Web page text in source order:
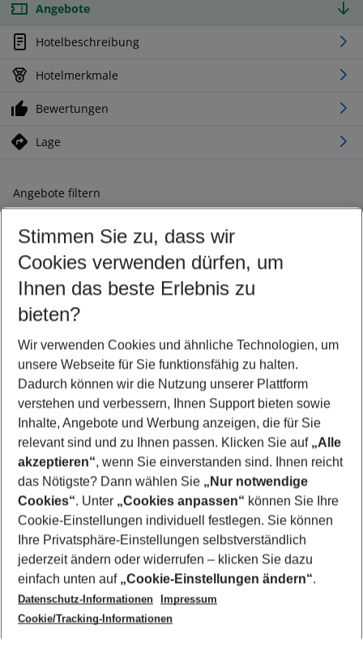
Angebote
Hotelbeschreibung
Hotelmerkmale
Bewertungen
Lage
Angebote filtern
Ändern Sie Ihre Kriterien nach Ihren Wünschen
Abflughafen wählen
Beliebiger Abflughafen
Reisezeitraum wählen
09.08.26– 07.08.27 5-8 Nächte
2 Erwachsene Keine Kinder
Mehr Filter anzeigen
Footer
Footer navigation
Über uns
AGB
Cookie-Einstellungen ändern
Cookie-Richtlinie
Datenschutz
Service & Hilfe
Barrierefreies Reisen
Check-in
Folgen Sie uns
Stimmen Sie zu, dass wir
Cookies verwenden dürfen, um
Ihnen das beste Erlebnis zu
bieten?
Wir verwenden Cookies und ähnliche Technologien, um
unsere Webseite für Sie funktionsfähig zu halten.
Dadurch können wir die Nutzung unserer Plattform
verstehen und verbessern, Ihnen Support bieten sowie
Inhalte, Angebote und Werbung anzeigen, die für Sie
relevant sind und zu Ihnen passen. Klicken Sie auf „Alle
akzeptieren“, wenn Sie einverstanden sind. Ihnen reicht
das Nötigste? Dann wählen Sie „Nur notwendige
Cookies“. Unter „Cookies anpassen“ können Sie Ihre
Cookie-Einstellungen individuell festlegen. Sie können
Ihre Privatsphäre-Einstellungen selbstverständlich
jederzeit ändern oder widerrufen – klicken Sie dazu
einfach unten auf „Cookie-Einstellungen ändern“.
Datenschutz-Informationen
Impressum
Cookie/Tracking-Informationen